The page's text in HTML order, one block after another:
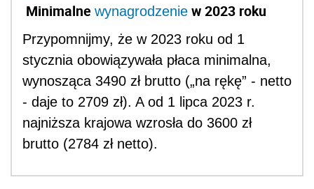
Minimalne wynagrodzenie w 2023 roku
Przypomnijmy, że w 2023 roku od 1
stycznia obowiązywała płaca minimalna,
wynosząca 3490 zł brutto („na rękę” - netto
- daje to 2709 zł). A od 1 lipca 2023 r.
najniższa krajowa wzrosła do 3600 zł
brutto (2784 zł netto).